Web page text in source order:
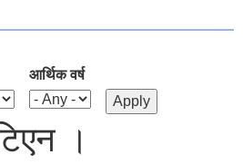
आर्थिक वर्ष
।